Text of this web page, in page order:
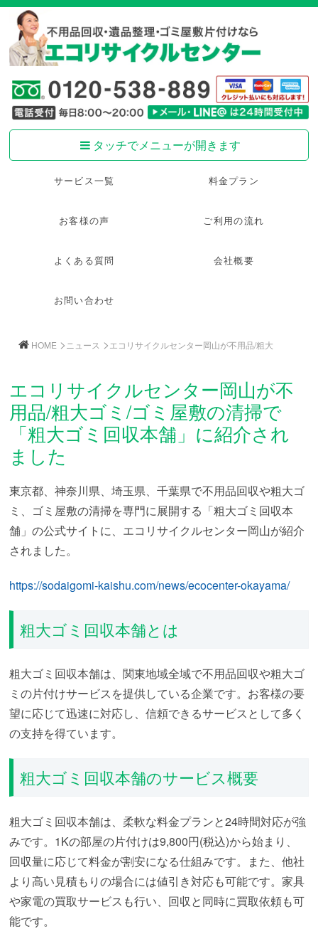
タッチでメニューが開きます
サービス一覧 料金プラン
お客様の声 ご利用の流れ
よくある質問 会社概要
お問い合わせ
HOME >ニュース >エコリサイクルセンター岡山が不用品/粗大
エコリサイクルセンター岡山が不
用品/粗大ゴミ/ゴミ屋敷の清掃で
「粗大ゴミ回収本舗」に紹介され
ました
東京都、神奈川県、埼玉県、千葉県で不用品回収や粗大ゴ
ミ、ゴミ屋敷の清掃を専門に展開する「粗大ゴミ回収本
舗」の公式サイトに、エコリサイクルセンター岡山が紹介
されました。
https://sodaigomi-kaishu.com/news/ecocenter-okayama/
粗大ゴミ回収本舗とは
粗大ゴミ回収本舗は、関東地域全域で不用品回収や粗大ゴ
ミの片付けサービスを提供している企業です。お客様の要
望に応じて迅速に対応し、信頼できるサービスとして多く
の支持を得ています。
粗大ゴミ回収本舗のサービス概要
粗大ゴミ回収本舗は、柔軟な料金プランと24時間対応が強
みです。1Kの部屋の片付けは9,800円(税込)から始まり、
回収量に応じて料金が割安になる仕組みです。また、他社
より高い見積もりの場合には値引き対応も可能です。家具
や家電の買取サービスも行い、回収と同時に買取依頼も可
能です。